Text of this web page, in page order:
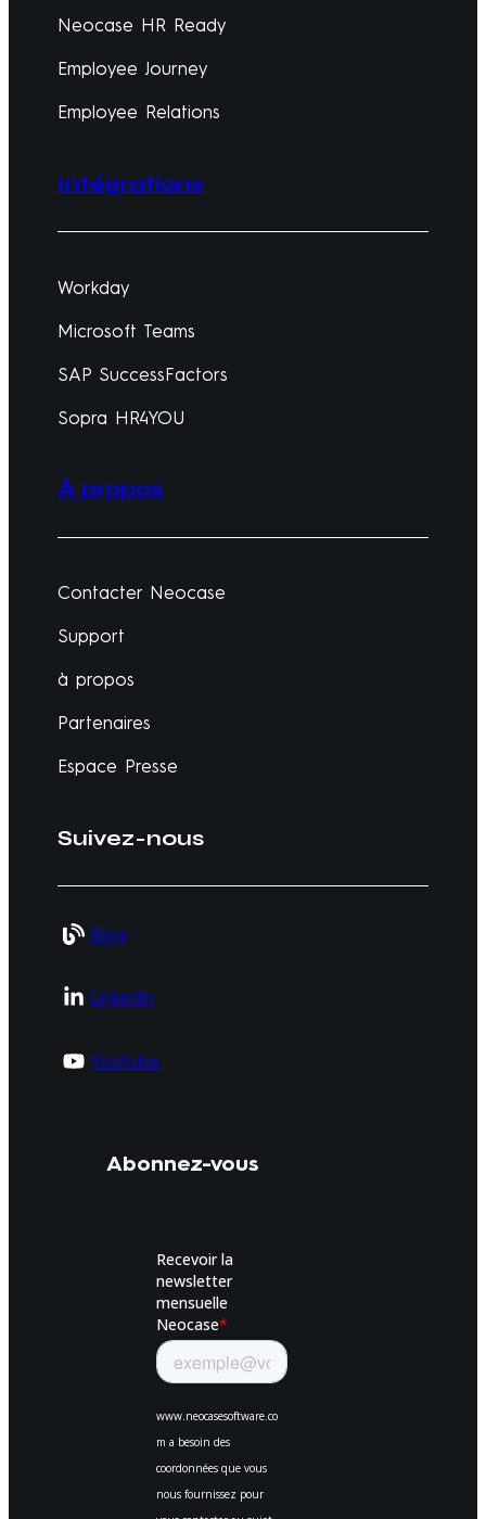
Neocase HR Ready
Employee Journey
Employee Relations
Intégrations
Workday
Microsoft Teams
SAP SuccessFactors
Sopra HR4YOU
À propos
Contacter Neocase
Support
à propos
Partenaires
Espace Presse
Suivez-nous
Blog
Linkedin
Youtube
Abonnez-vous